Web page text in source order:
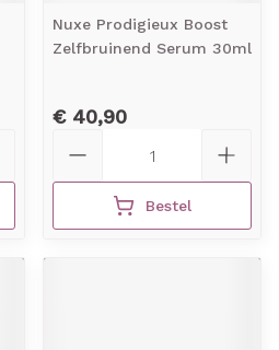
Nuxe Prodigieux Boost
Zelfbruinend Serum 30ml
€ 40,90
Bestel